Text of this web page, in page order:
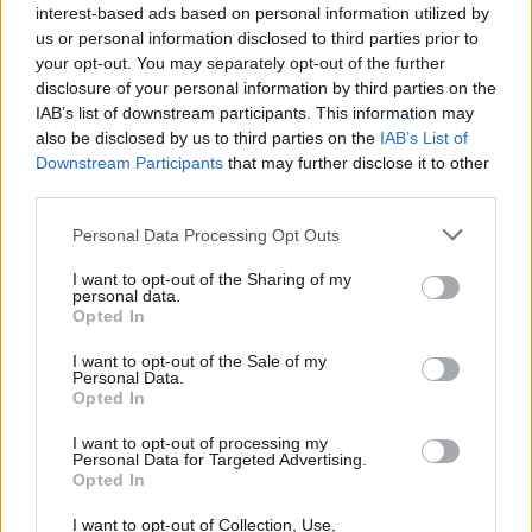
interest-based ads based on personal information utilized by
us or personal information disclosed to third parties prior to
your opt-out. You may separately opt-out of the further
disclosure of your personal information by third parties on the
IAB’s list of downstream participants. This information may
also be disclosed by us to third parties on the IAB’s List of
Downstream Participants that may further disclose it to other
Personal Data Processing Opt Outs
I want to opt-out of the Sharing of my
personal data.
Opted In
I want to opt-out of the Sale of my
Personal Data.
Opted In
I want to opt-out of processing my
Personal Data for Targeted Advertising.
Opted In
I want to opt-out of Collection, Use,
základě čeho... #21514
Reakce na příspěvek#21513
RE: RE: Na
základě čeho...
Reakce na příspěvek
hloupý spolek, vedený zkorumpovanými kolaboranty
jednotlivých zemí... a že si svět nakonec rozdělí mezi
možno...!!! EU všemi těmi dementními nařízeními...
zákazy... a příkazy... neustálým napadáním Ruska...
vyhlašováním nějakých sankcí vůči Rusku snad každej